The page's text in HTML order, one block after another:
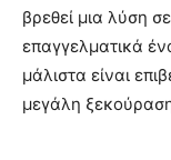
βρεθεί μια λύση
επαγγελματικά
μάλιστα είναι
μεγάλη